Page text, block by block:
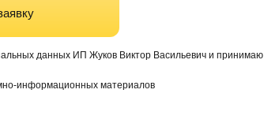
данных ИП Жуков Виктор Васильевич и принимаю
информационных материалов